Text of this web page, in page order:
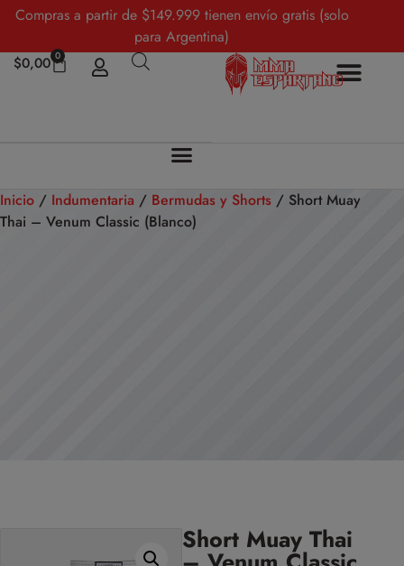
Compras a partir de $149.999 tienen envío gratis (solo
para Argentina)
$0,00 0
Inicio / Indumentaria / Bermudas y Shorts / Short Muay
Thai – Venum Classic (Blanco)
Short Muay Thai